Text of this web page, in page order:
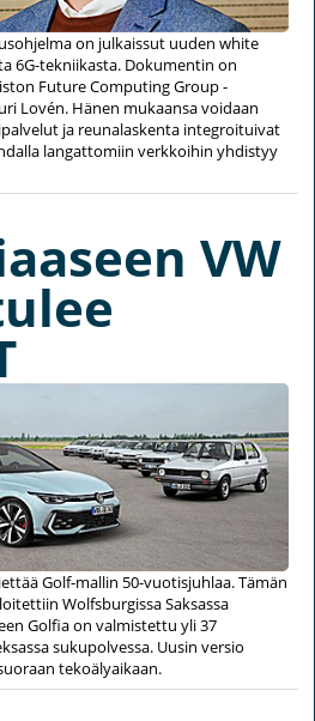
on julkaissut uuden white
6G-tekniikasta. Dokumentin on
Future Computing Group -
Lovén. Hänen mukaansa voidaan
ja reunalaskenta integroituivat
langattomiin verkkoihin yhdistyy
VW
Golf-mallin 50-vuotisjuhlaa. Tämän
Wolfsburgissa Saksassa
Golfia on valmistettu yli 37
sukupolvessa. Uusin versio
tekoälyaikaan.